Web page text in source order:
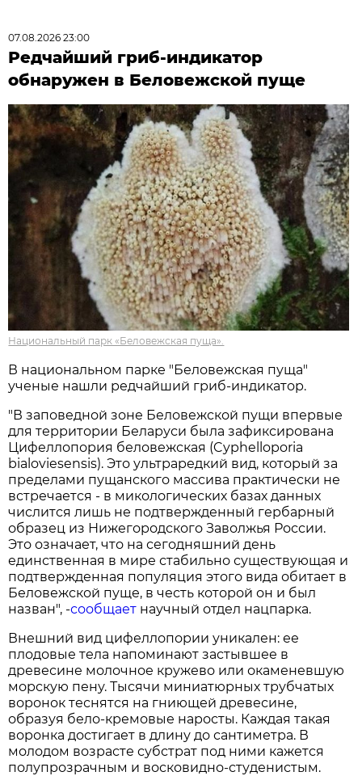
07.08.2026 23:00
Редчайший гриб-индикатор
обнаружен в Беловежской пуще
Национальный парк «Беловежская пуща».
В национальном парке "Беловежская пуща"
ученые нашли редчайший гриб-индикатор.
"В заповедной зоне Беловежской пущи впервые
для территории Беларуси была зафиксирована
Цифеллопория беловежская (Cyphelloporia
bialoviesensis). Это ультраредкий вид, который за
пределами пущанского массива практически не
встречается - в микологических базах данных
числится лишь не подтвержденный гербарный
образец из Нижегородского Заволжья России.
Это означает, что на сегодняшний день
единственная в мире стабильно существующая и
подтвержденная популяция этого вида обитает в
Беловежской пуще, в честь которой он и был
назван", -сообщает научный отдел нацпарка.
Внешний вид цифеллопории уникален: ее
плодовые тела напоминают застывшее в
древесине молочное кружево или окаменевшую
морскую пену. Тысячи миниатюрных трубчатых
воронок теснятся на гниющей древесине,
образуя бело-кремовые наросты. Каждая такая
воронка достигает в длину до сантиметра. В
молодом возрасте субстрат под ними кажется
полупрозрачным и восковидно-студенистым.